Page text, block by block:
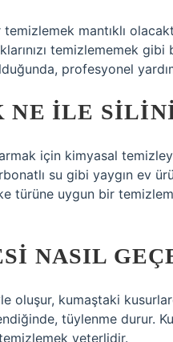
mantıklı
temizlememek
profesyonel
NE ILE
için kimyasal
su gibi yaygın ev
türüne uygun bir
NASIL
oluşur, kumaştaki
tüylenme durur.
yeterlidir.